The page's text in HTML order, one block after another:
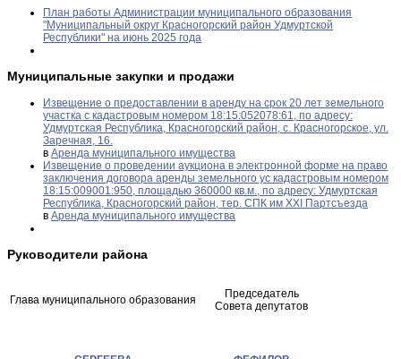
План работы Администрации муниципального образования
"Муниципальный округ Красногорский район Удмуртской
Республики" на июнь 2025 года
Муниципальные закупки и продажи
Извещение о предоставлении в аренду на срок 20 лет земельного
участка с кадастровым номером 18:15:052078:61, по адресу:
Удмуртская Республика, Красногорский район, с. Красногорское, ул.
Заречная, 16.
в Аренда муниципального имущества
Извещение о проведении аукциона в электронной форме на право
заключения договора аренды земельного ус кадастровым номером
18:15:009001:950, площадью 360000 кв.м., по адресу: Удмуртская
Республика, Красногорский район, тер. СПК им XXI Партсъезда
в Аренда муниципального имущества
Руководители района
Глава муниципального образования
Председатель
Совета депутатов